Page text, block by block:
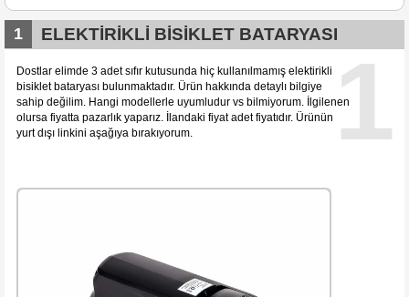
1
1 ELEKTİRİKLİ BİSİKLET BATARYASI
Dostlar elimde 3 adet sıfır kutusunda hiç kullanılmamış elektirikli
bisiklet bataryası bulunmaktadır. Ürün hakkında detaylı bilgiye
sahip değilim. Hangi modellerle uyumludur vs bilmiyorum. İlgilenen
olursa fiyatta pazarlık yaparız. İlandaki fiyat adet fiyatıdır. Ürünün
yurt dışı linkini aşağıya bırakıyorum.